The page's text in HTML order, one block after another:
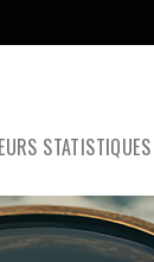
STATISTIQUES